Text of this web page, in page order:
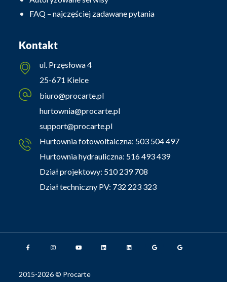
FAQ – najczęściej zadawane pytania
Kontakt
ul. Przęsłowa 4
25-671 Kielce
biuro@procarte.pl
hurtownia@procarte.pl
support@procarte.pl
Hurtownia fotowoltaiczna: 503 504 497
Hurtownia hydrauliczna: 516 493 439
Dział projektowy: 510 239 708
Dział techniczny PV: 732 223 323
2015-2026 © Procarte